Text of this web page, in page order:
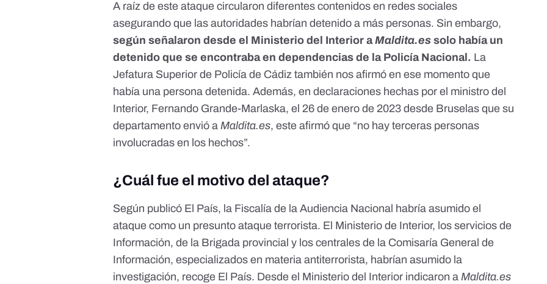
A raíz de este ataquecircularon diferentes contenidos en redes sociales
asegurando que las autoridades habrían detenido a más personas. Sin embargo,
según señalaron desde el Ministerio del Interior aMaldita.es solo había un
detenido que se encontraba en dependencias de la Policía Nacional. La
Jefatura Superior de Policía de Cádiz también nos afirmó en ese momento que
había una persona detenida. Además, en declaraciones hechas por el ministro del
Interior, Fernando Grande-Marlaska, el 26 de enero de 2023 desde Bruselas que su
departamento envió aMaldita.es, este afirmó que “no hay terceras personas
involucradas en los hechos”.
¿Cuál fue el motivo del ataque?
Según publicó El País, la Fiscalía de la Audiencia Nacional habría asumido el
ataque como un presunto ataque terrorista. El Ministerio de Interior, los servicios de
Información, de la Brigada provincial y los centrales de la Comisaría General de
Información,especializados en materia antiterrorista, habrían asumido la
investigación, recoge El País. Desde el Ministerio del Interior indicaron aMaldita.es